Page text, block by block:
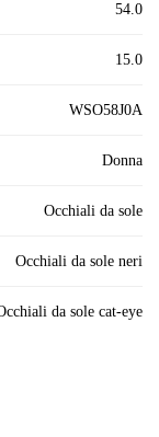
54.0
15.0
WSO58J0A
donna
Occhiali da sole
Occhiali da sole neri
Occhiali da sole cat-eye